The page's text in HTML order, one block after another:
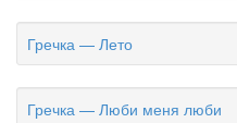
Гречка — Лето
Гречка — Люби меня люби